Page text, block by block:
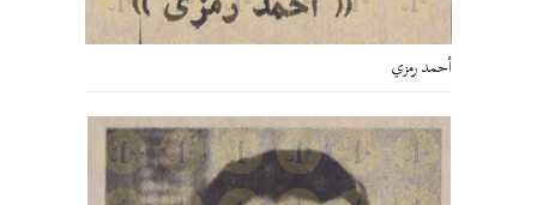
أحمد رمزي